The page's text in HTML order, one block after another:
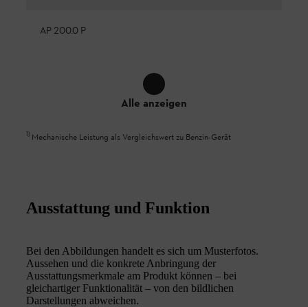
AP 200.0 P
Alle anzeigen
1) Mechanische Leistung als Vergleichswert zu Benzin-Gerät
Ausstattung und Funktion
Bei den Abbildungen handelt es sich um Musterfotos.
Aussehen und die konkrete Anbringung der
Ausstattungsmerkmale am Produkt können – bei
gleichartiger Funktionalität – von den bildlichen
Darstellungen abweichen.